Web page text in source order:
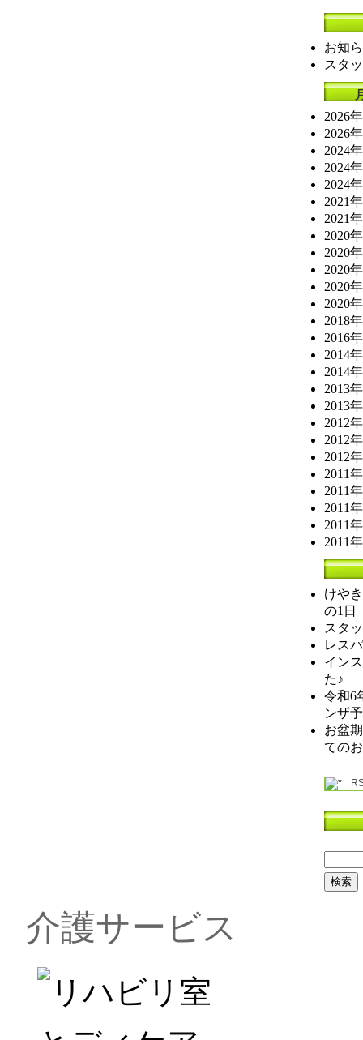
お知
スタ
2026
2026
2024
2024
2024
2021
2021
2020
2020
2020
2020
2020
2018
2016
2014
2014
2013
2013
2012
2012
2012
2011
2011
2011
2011
2011
けや
の1日
スタ
レス
イン
た♪
令和6
ンザ
お盆
ての
介護サービス